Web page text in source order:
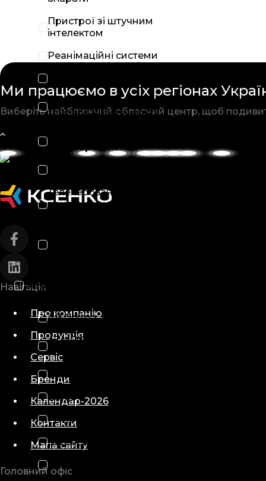
Пристрої зі штучним
інтелектом
Реанімаційні системи
Системи контролю
температури пацієнта
новонароджених
Телекеровані
рентгеноскопічні та
Виробники
Всі виробники
AB Germa
ATMOS MedizinTechnik GmbH
& Co. KG
Barco Inc.
Emed
Ferno
Gentherm
Hamilton
Ми працюємо в усіх регіонах
Виберіть найближчий обласний центр, щоб
Навігація
Про компанію
Продукція
Сервіс
Бренди
Календар-2026
Контакти
Мапа сайту
Головний офіс